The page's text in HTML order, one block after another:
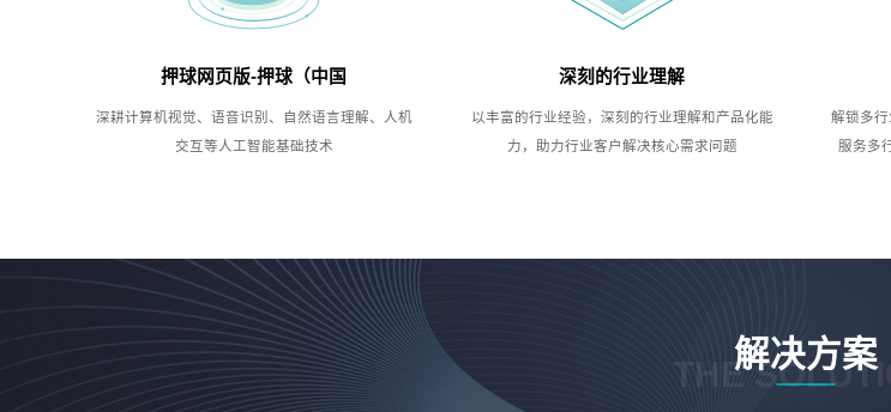
押球网页版-押球（中国
深耕计算机视觉、语音识别、自然语言理解、人机
交互等人工智能基础技术
深刻的行业理解
以丰富的行业经验，深刻的行业理解和产品化能
力，助力行业客户解决核心需求问题
解锁多
服务多
解决方案
THE